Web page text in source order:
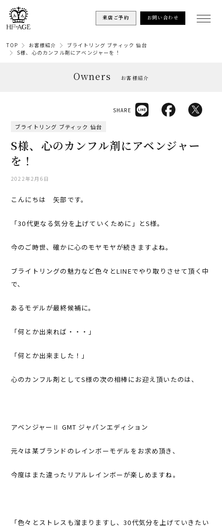
来店ご予約 お問い合わせ
TOP お客様紹介
ブライトリング ブティック 仙台
S様、心のカンフル剤にアベンジャーを！
Owners お客様紹介
ブライトリング ブティック 仙台
S様、心のカンフル剤にアベンジャー
を！
2022年2月6日
SHARE
こんにちは 矢部です。
「30代更なる気分を上げていくために」とS様。
今のご時世、確かに心のモヤモヤが続きますよね。
ブライトリングの魅力など色々とLINEでやり取りさせて頂く中
で、
あるモデルが最終候補に。
「何とか出来れば・・・」
「何とか出来ました！」
心のカンフル剤としてS様の次の相棒にお迎え頂いたのは、
アベンジャーⅡ GMT ジャパンエディション
元々は某ブランドのレインボーモデルをお求め頂き、
今度はまた違ったリアルレインボーが楽しめますね。
「色々とストレスも溜まりますし、30代気分を上げていきたい